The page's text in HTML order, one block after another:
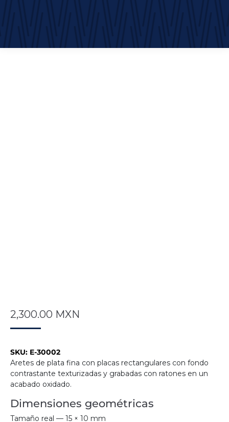
2,300.00 MXN
SKU: E-30002
Aretes de plata fina con placas rectangulares con fondo
contrastante texturizadas y grabadas con ratones en un
acabado oxidado.
Dimensiones geométricas
Tamaño real — 15 × 10 mm